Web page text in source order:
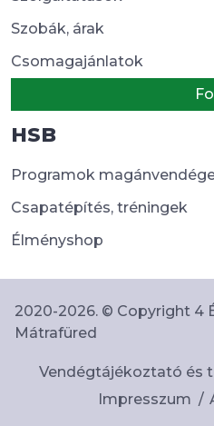
Szobák, árak
Csomagajánlatok
HSB
Programok
Csapatépítés, tréningek
Élményshop
2020-2026. © Copyright 4
Mátrafüred
Vendégtájékoztató és
Impresszum